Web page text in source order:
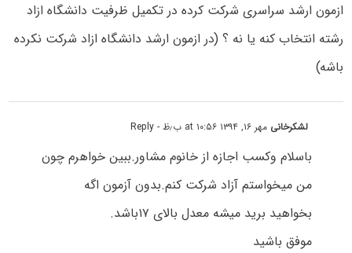
ازمون ارشد سراسری شرکت کرده در تکمیل ظرفیت دانشگاه ازاد
رشته انتخاب کنه یا نه ؟ (در ازمون ارشد دانشگاه ازاد شرکت نکرده
باشه)
لشکرخانی مهر ۱۶, ۱۳۹۴ at ۱۰:۵۶ ب٫ظ - Reply
باسلام وکسب اجازه از خانوم مشاور.ببین خواهرم چون
من میخواستم آزاد شرکت کنم.بدون آزمون اگه
بخواهید برید میشه معدل بالای ۱۷باشد.
موفق باشید